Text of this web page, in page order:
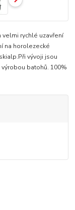
velmi rychlé uzavření
na horolezecké
vývoji jsou
batohů. 100%